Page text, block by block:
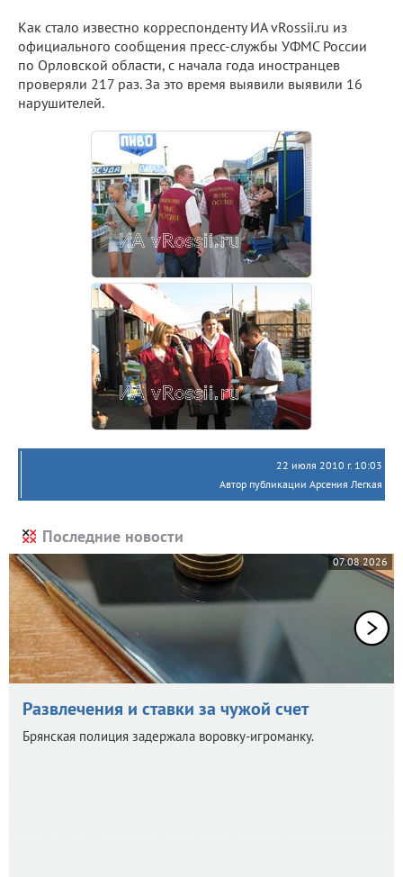
Как стало известно корреспонденту ИА vRossii.ru из
официального сообщения пресс-службы УФМС России
по Орловской области, с начала года иностранцев
проверяли 217 раз. За это время выявили выявили 16
нарушителей.
22 июля 2010 г. 10:03
Автор публикации Арсения Легкая
Последние новости
07.08.2026
Развлечения и ставки за чужой счет
Брянская полиция задержала воровку-игроманку.